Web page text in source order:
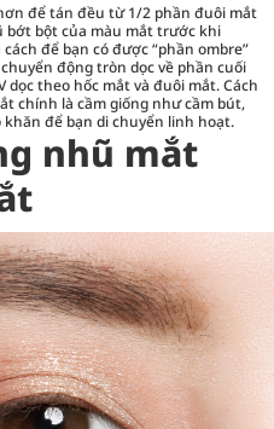
để tán đều từ 1/2 phần đuôi mắt
bớt bột của màu mắt trước khi
để bạn có được “phần ombre”
động tròn dọc về phần cuối
dọc theo hốc mắt và đuôi mắt. Cách
chính là cầm giống như cầm bút,
khăn để bạn di chuyển linh hoạt.
nhũ mắt